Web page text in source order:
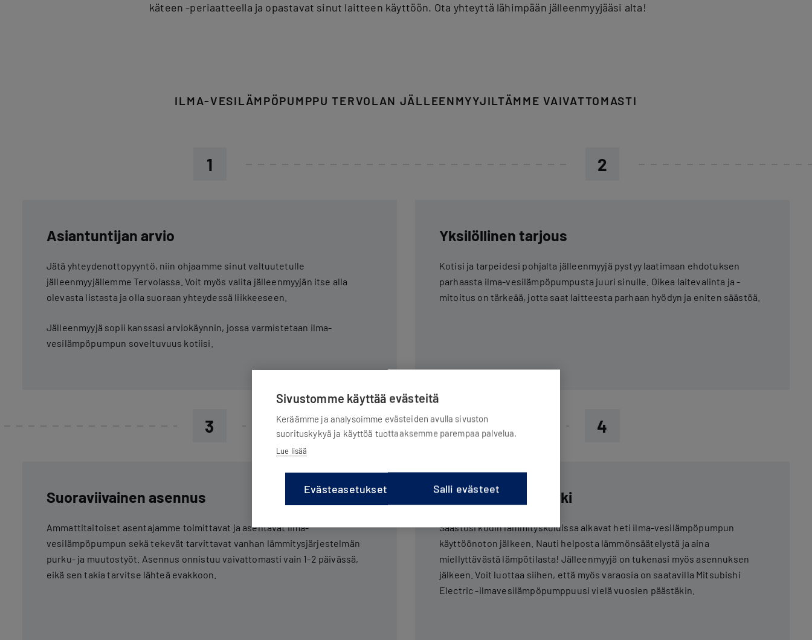
käteen -periaatteella ja opastavat sinut laitteen käyttöön. Ota yhteyttä lähimpään jälleenmyyjääsi alta!
ILMA-VESILÄMPÖPUMPPU TERVOLAN JÄLLEENMYYJILTÄMME VAIVATTOMASTI
1
Asiantuntijan arvio
Jätä yhteydenottopyyntö, niin ohjaamme sinut valtuutetulle
jälleenmyyjällemme Tervolassa. Voit myös valita jälleenmyyjän itse alla
olevasta listasta ja olla suoraan yhteydessä liikkeeseen.
Jälleenmyyjä sopii kanssasi arviokäynnin, jossa varmistetaan ilma-
vesilämpöpumpun soveltuvuus kotiisi.
2
Yksilöllinen tarjous
Kotisi ja tarpeidesi pohjalta jälleenmyyjä pystyy laatimaan ehdotuksen
parhaasta ilma-vesilämpöpumpusta juuri sinulle. Oikea laitevalinta ja -
mitoitus on tärkeää, jotta saat laitteesta parhaan hyödyn ja eniten säästöä.
3
Suoraviivainen asennus
Ammattitaitoiset asentajamme toimittavat ja asentavat ilma-
vesilämpöpumpun sekä tekevät tarvittavat vanhan lämmitysjärjestelmän
purku- ja muutostyöt. Asennus onnistuu vaivattomasti vain 1-2 päivässä,
eikä sen takia tarvitse lähteä evakkoon.
4
Huolettomampi arki
Säästösi kodin lämmityskuluissa alkavat heti ilma-vesilämpöpumpun
käyttöönoton jälkeen. Nauti helposta lämmönsäätelystä ja aina
miellyttävästä lämpötilasta! Jälleenmyyjä on tukenasi myös asennuksen
jälkeen. Voit luottaa siihen, että myös varaosia on saatavilla Mitsubishi
Electric -ilmavesilämpöpumppuusi vielä vuosien päästäkin.
Sivustomme käyttää evästeitä
Keräämme ja analysoimme evästeiden avulla sivuston
suorituskykyä ja käyttöä tuottaaksemme parempaa palvelua.
Lue lisää
Evästeasetukset Salli evästeet